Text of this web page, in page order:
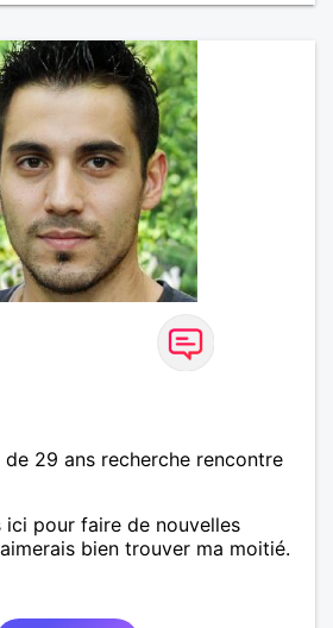
29 ans recherche rencontre
ici pour faire de nouvelles
bien trouver ma moitié.